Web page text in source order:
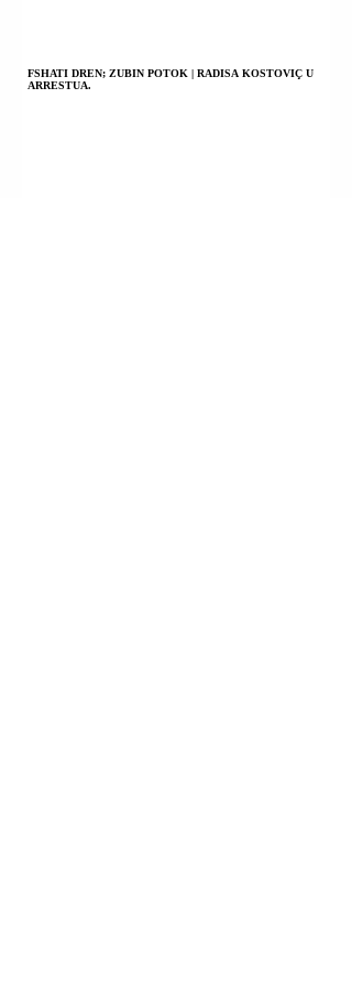
FSHATI DREN; ZUBIN POTOK | RADISA KOSTOVIÇ U
ARRESTUA.